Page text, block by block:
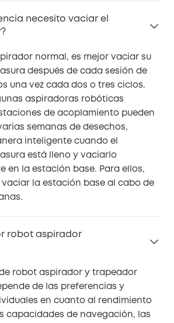
necesito vaciar el
normal, es mejor vaciar su
después de cada sesión de
una vez cada dos o tres ciclos.
aspiradoras robóticas
de acoplamiento pueden
semanas de desechos,
inteligente cuando el
está lleno y vaciarlo
en la estación base. Para ellos,
la estación base al cabo de
robot aspirador
robot aspirador y trapeador
de las preferencias y
en cuanto al rendimiento
capacidades de navegación, las